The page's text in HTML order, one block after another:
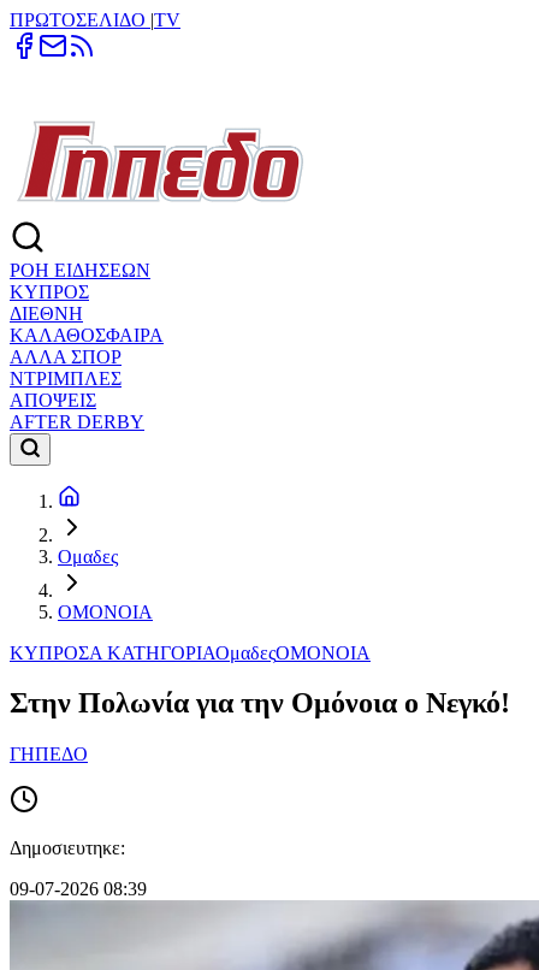
ΠΡΩΤΟΣΕΛΙΔΟ |TV
ΡΟΗ ΕΙΔΗΣΕΩΝ
ΚΥΠΡΟΣ
ΔΙΕΘΝΗ
ΚΑΛΑΘΟΣΦΑΙΡΑ
ΑΛΛΑ ΣΠΟΡ
ΝΤΡΙΜΠΛΕΣ
ΑΠΟΨΕΙΣ
AFTER DERBY
Ομαδες
ΟΜΟΝΟΙΑ
ΚΥΠΡΟΣΑ ΚΑΤΗΓΟΡΙΑΟμαδεςΟΜΟΝΟΙΑ
Στην Πολωνία για την Ομόνοια ο Νεγκό!
ΓΗΠΕΔΟ
Δημοσιευτηκε:
09-07-2026 08:39